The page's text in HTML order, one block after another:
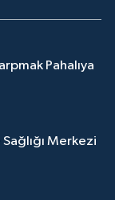
Pahalıya
Merkezi